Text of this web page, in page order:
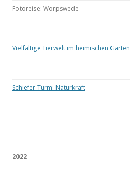
Fotoreise: Worpswede
Vielfältige Tierwelt im heimischen Garten
Schiefer Turm: Naturkraft
2022